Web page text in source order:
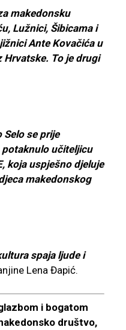
makedonsku
Lužnici, Šibicama i
Ante Kovačića u
To je drugi
Selo se prije
učiteljicu
koja uspješno djeluje
makedonskog
spaja ljude i
Lena Đapić.
i bogatom
društvo,